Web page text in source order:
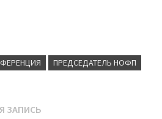
ПРЕДСЕДАТЕЛЬ НОФП
ЗАПИСЬ